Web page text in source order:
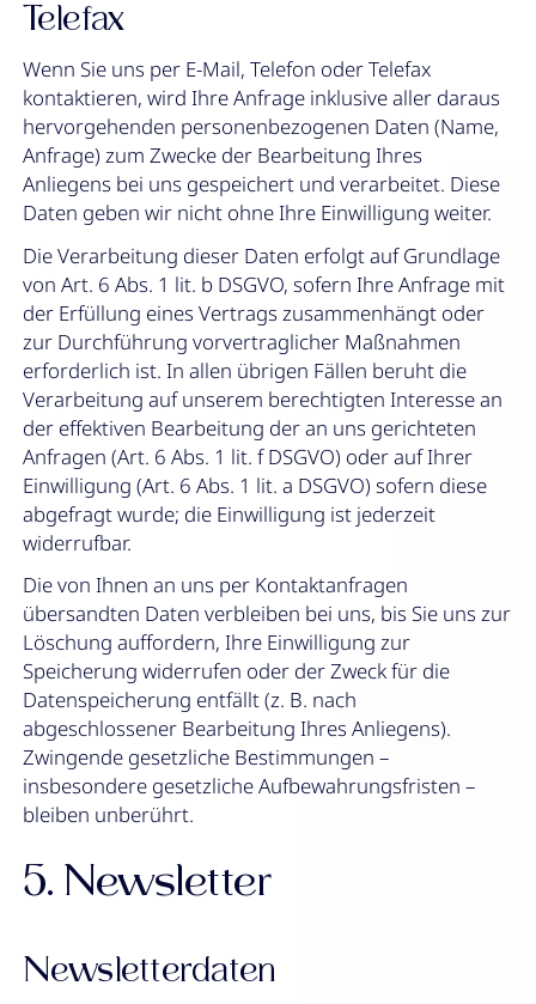
Telefax
Wenn Sie uns per E-Mail, Telefon oder Telefax
kontaktieren, wird Ihre Anfrage inklusive aller daraus
hervorgehenden personenbezogenen Daten (Name,
Anfrage) zum Zwecke der Bearbeitung Ihres
Anliegens bei uns gespeichert und verarbeitet. Diese
Daten geben wir nicht ohne Ihre Einwilligung weiter.
Die Verarbeitung dieser Daten erfolgt auf Grundlage
von Art. 6 Abs. 1 lit. b DSGVO, sofern Ihre Anfrage mit
der Erfüllung eines Vertrags zusammenhängt oder
zur Durchführung vorvertraglicher Maßnahmen
erforderlich ist. In allen übrigen Fällen beruht die
Verarbeitung auf unserem berechtigten Interesse an
der effektiven Bearbeitung der an uns gerichteten
Anfragen (Art. 6 Abs. 1 lit. f DSGVO) oder auf Ihrer
Einwilligung (Art. 6 Abs. 1 lit. a DSGVO) sofern diese
abgefragt wurde; die Einwilligung ist jederzeit
widerrufbar.
Die von Ihnen an uns per Kontaktanfragen
übersandten Daten verbleiben bei uns, bis Sie uns zur
Löschung auffordern, Ihre Einwilligung zur
Speicherung widerrufen oder der Zweck für die
Datenspeicherung entfällt (z. B. nach
abgeschlossener Bearbeitung Ihres Anliegens).
Zwingende gesetzliche Bestimmungen –
insbesondere gesetzliche Aufbewahrungsfristen –
bleiben unberührt.
5. Newsletter
Newsletter­daten